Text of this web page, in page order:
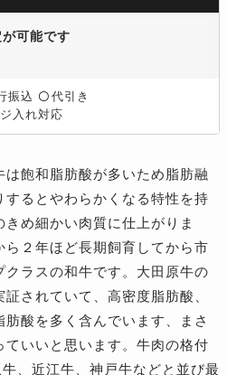
可能です
振込 〇 代引き
入れ対応
飽和脂肪酸が多いため脂肪融
するとやわらかくなる特性を持
め細かい肉質に仕上がりま
２年ほど長期飼育してから市
ラスの和牛です。大田原牛の
されていて、高密度脂肪酸、
酸を多く含んでいます、まさ
いいと思います。牛肉の格付
、近江牛、神戸牛などと並び最